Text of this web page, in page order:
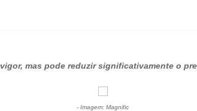
mas pode reduzir significativamente o
- Imagem: Magnific